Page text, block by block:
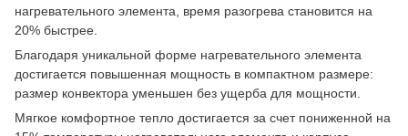
нагревательного элемента, время разогрева становится на
20% быстрее.
Благодаря уникальной форме нагревательного элемента
достигается повышенная мощность в компактном размере:
размер конвектора уменьшен без ущерба для мощности.
Мягкое комфортное тепло достигается за счет пониженной на